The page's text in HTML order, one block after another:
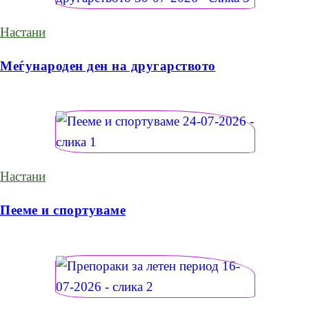
Настани
Меѓународен ден на другарството
Настани
Пееме и спортуваме